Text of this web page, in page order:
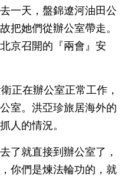
一天，盤錦遼河油田公
把她們從辦公室帶走。
京召開的『兩會』安
正在辦公室正常工作，
室。洪亞珍旅居海外的
人的情況。
了就直接到辦公室了，
你們是煉法輪功的，就